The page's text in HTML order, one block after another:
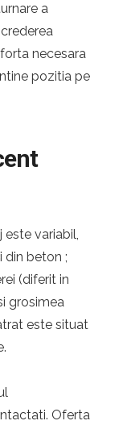
a
necesara
pozitia pe
este variabil,
din beton ;
(diferit in
grosimea
este situat
Oferta